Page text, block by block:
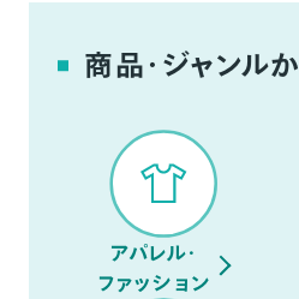
商品・ジャンル
アパレル・
ファッション